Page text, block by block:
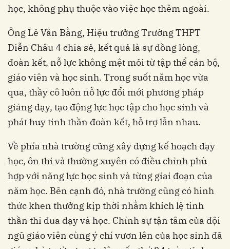
học, không phụ thuộc vào việc học thêm ngoài.
Ông Lê Văn Bằng, Hiệu trưởng Trường THPT
Diễn Châu 4 chia sẻ, kết quả là sự đồng lòng,
đoàn kết, nỗ lực không mệt mỏi từ tập thể cán bộ,
giáo viên và học sinh. Trong suốt năm học vừa
qua, thầy cô luôn nỗ lực đổi mới phương pháp
giảng dạy, tạo động lực học tập cho học sinh và
phát huy tinh thần đoàn kết, hỗ trợ lẫn nhau.
Về phía nhà trường cũng xây dựng kế hoạch dạy
học, ôn thi và thường xuyên có điều chỉnh phù
hợp với năng lực học sinh và từng giai đoạn của
năm học. Bên cạnh đó, nhà trường cũng có hình
thức khen thưởng kịp thời nhằm khích lệ tinh
thần thi đua dạy và học. Chính sự tận tâm của đội
ngũ giáo viên cùng ý chí vươn lên của học sinh đã